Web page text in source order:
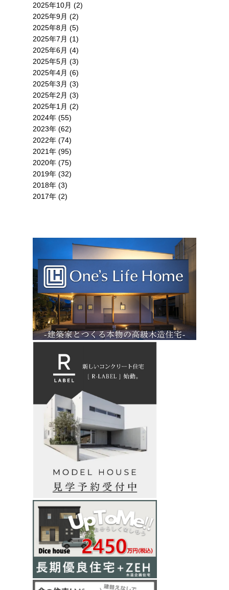
2025年10月 (2)
2025年9月 (2)
2025年8月 (5)
2025年7月 (1)
2025年6月 (4)
2025年5月 (3)
2025年4月 (6)
2025年3月 (3)
2025年2月 (3)
2025年1月 (2)
2024年 (55)
2023年 (62)
2022年 (74)
2021年 (95)
2020年 (75)
2019年 (32)
2018年 (3)
2017年 (2)